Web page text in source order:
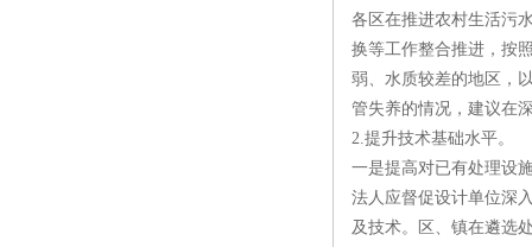
各区在推进农村生活污
换等工作整合推进，按
弱、水质较差的地区，
管失养的情况，建议在
2.提升技术基础水平。
一是提高对已有处理设
法人应督促设计单位深
及技术。区、镇在遴选